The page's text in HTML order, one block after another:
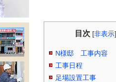
目次 [非表示]
N様邸 工事内容
工事日程
足場設置工事